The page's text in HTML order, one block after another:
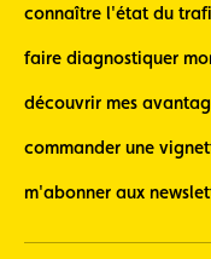
connaître l'état du
faire diagnostiquer
découvrir mes
commander une
m'abonner aux